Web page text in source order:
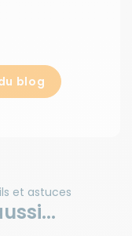
blog
et astuces